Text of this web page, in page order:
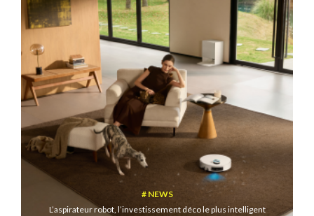
NEWS
L’aspirateur robot, l’investissement déco le plus intelligent